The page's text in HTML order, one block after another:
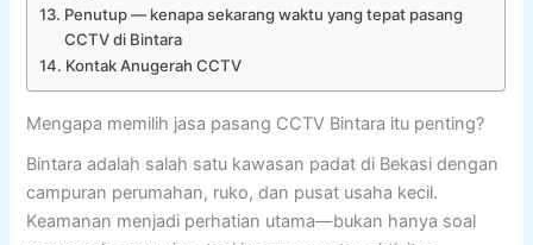
Penutup — kenapa sekarang waktu yang tepat pasang
CCTV di Bintara
Kontak Anugerah CCTV
Mengapa memilih jasa pasang CCTV Bintara itu penting?
Bintara adalah salah satu kawasan padat di Bekasi dengan
campuran perumahan, ruko, dan pusat usaha kecil.
Keamanan menjadi perhatian utama—bukan hanya soal